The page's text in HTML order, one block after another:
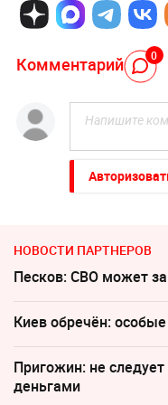
Комментарий 0
НОВОСТИ ПАРТНЕРОВ
Песков: СВО может
Киев обречён:
Пригожин: не
деньгами